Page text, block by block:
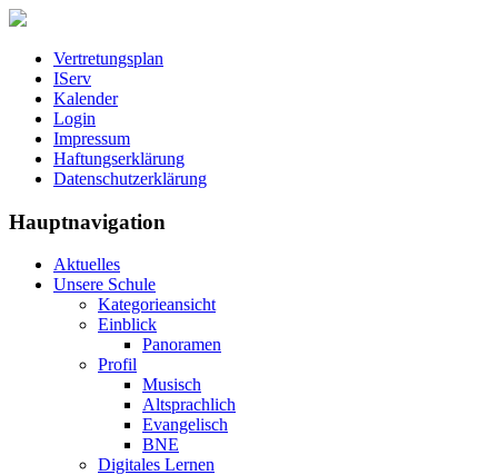
Vertretungsplan
IServ
Kalender
Login
Impressum
Haftungserklärung
Datenschutzerklärung
Hauptnavigation
Aktuelles
Unsere Schule
Kategorieansicht
Einblick
Panoramen
Profil
Musisch
Altsprachlich
Evangelisch
BNE
Digitales Lernen